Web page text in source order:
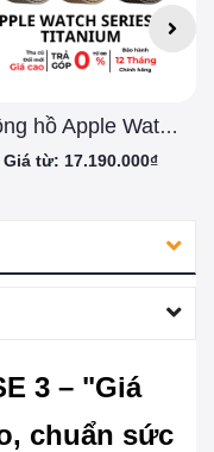
Đồng hồ Apple Watch Series 11 bản Titanium
Giá từ: 17.190.000₫
3 – "Giá
chuẩn sức